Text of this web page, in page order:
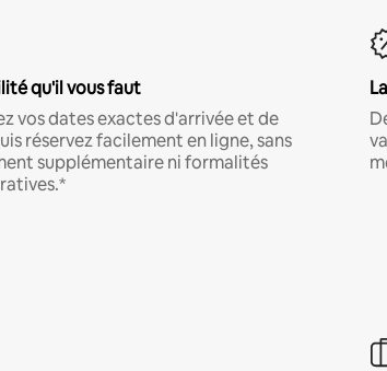
qu'il vous faut
vos dates exactes d'arrivée et de
réservez facilement en ligne, sans
supplémentaire ni formalités